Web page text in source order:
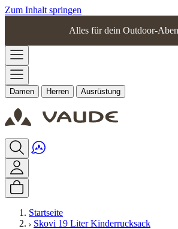
Zum Inhalt springen
Alles für dein Outdoor-
Damen Herren Ausrüstung
Startseite
Skovi 19 Liter Kinderrucksack